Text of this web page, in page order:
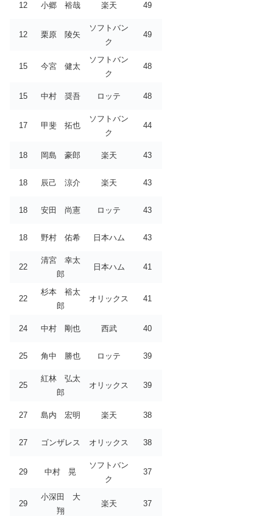
12 小郷 裕哉 楽天 49
12 栗原 陵矢
ソフトバン
ク
49
15 今宮 健太
ソフトバン
ク
48
15 中村 奨吾 ロッテ 48
17 甲斐 拓也
ソフトバン
ク
44
18 岡島 豪郎 楽天 43
18 辰己 涼介 楽天 43
18 安田 尚憲 ロッテ 43
18 野村 佑希 日本ハム 43
22
清宮 幸太
郎
日本ハム 41
22
杉本 裕太
郎
オリックス 41
24 中村 剛也 西武 40
25 角中 勝也 ロッテ 39
25
紅林 弘太
郎
オリックス 39
27 島内 宏明 楽天 38
27 ゴンザレス オリックス 38
29 中村 晃
ソフトバン
ク
37
29
小深田 大
翔
楽天 37